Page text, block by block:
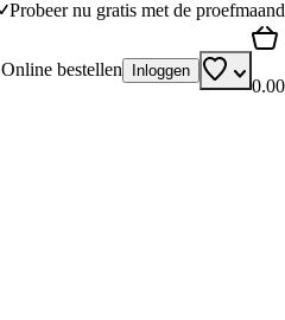
Probeer nu gratis met de proefmaand
Online bestellen Inloggen
0.00